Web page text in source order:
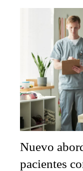
Nuevo
pacientes